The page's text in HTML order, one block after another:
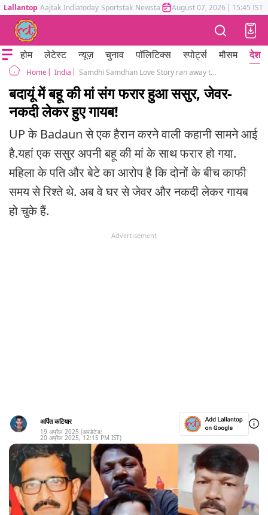
Lallantop Aajtak Indiatoday Sportstak Newstak Mumbai Tak Astrotak
August 07, 2026 | 15:45 IST
होम लेटेस्ट न्यूज़ चुनाव पॉलिटिक्स स्पोर्ट्स मौसम देश
Home India Samdhi Samdhan Love Story ran away together badaun uttar pradesh
बदायूं में बहू की मां संग फरार हुआ ससुर, जेवर-
नकदी लेकर हुए गायब!
UP के Badaun से एक हैरान करने वाली कहानी सामने आई
है.यहां एक ससुर अपनी बहू की मां के साथ फरार हो गया.
महिला के पति और बेटे का आरोप है कि दोनों के बीच काफी
समय से रिश्ते थे. अब वे घर से जेवर और नकदी लेकर गायब
हो चुके हैं.
Advertisement
अर्पित कटियार
19 अप्रैल 2025 (अपडेटेड:
20 अप्रैल 2025, 12:15 PM IST)